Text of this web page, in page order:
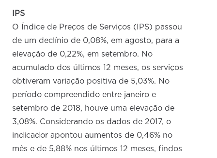
IPS
O Índice de Preços de Serviços (IPS) passou
de um declínio de 0,08%, em agosto, para a
elevação de 0,22%, em setembro. No
acumulado dos últimos 12 meses, os serviços
obtiveram variação positiva de 5,03%. No
período compreendido entre janeiro e
setembro de 2018, houve uma elevação de
3,08%. Considerando os dados de 2017, o
indicador apontou aumentos de 0,46% no
mês e de 5,88% nos últimos 12 meses, findos